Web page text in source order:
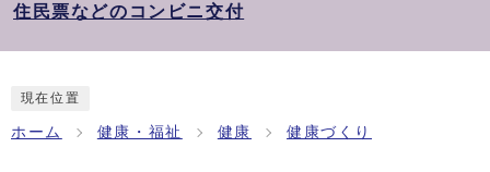
住民票などのコンビニ交付
現在位置
ホーム 健康・福祉 健康 健康づくり